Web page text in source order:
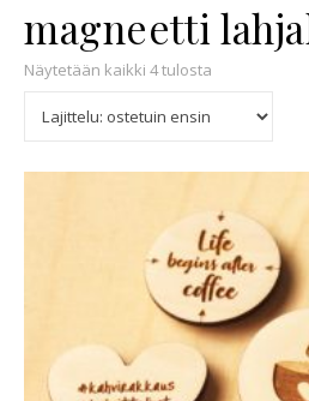
magneetti
Näytetään kaikki 4 tulosta